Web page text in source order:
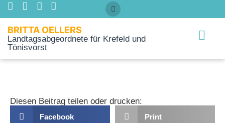
BRITTA OELLERS
Landtagsabgeordnete für Krefeld und
Tönisvorst
Diesen Beitrag teilen oder drucken:
Facebook Print